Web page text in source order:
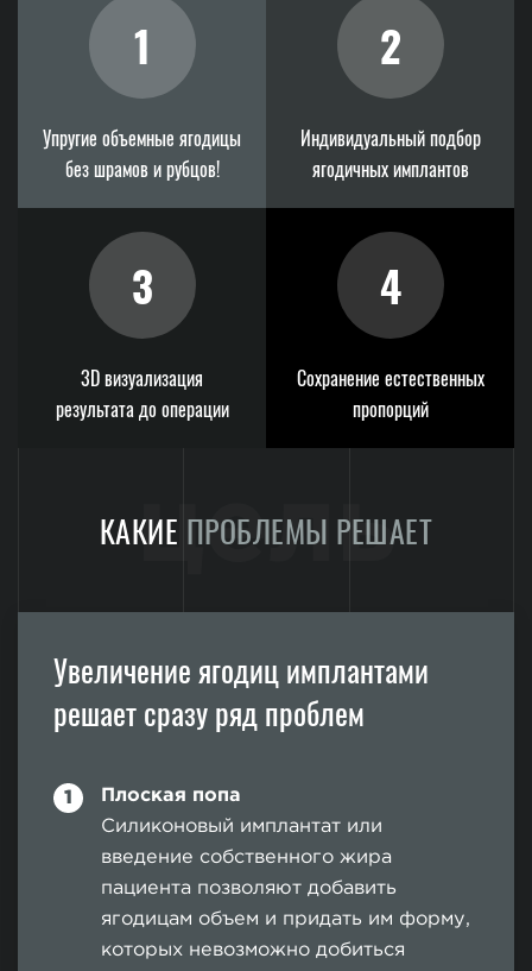
1
Упругие объемные ягодицы
без шрамов и рубцов!
2
Индивидуальный подбор
ягодичных имплантов
3
3D визуализация
результата до операции
4
Сохранение естественных
пропорций
КАКИЕ ПРОБЛЕМЫ РЕШАЕТ
цель
Увеличение ягодиц имплантами
решает сразу ряд проблем
Плоская попа
Силиконовый имплантат или
введение собственного жира
пациента позволяют добавить
ягодицам объем и придать им форму,
которых невозможно добиться